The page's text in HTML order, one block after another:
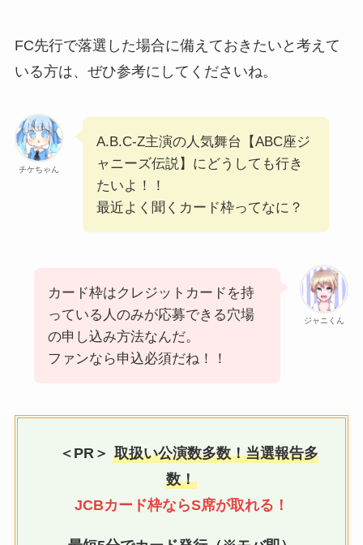
FC先行で落選した場合に備えておきたいと考えて
いる方は、ぜひ参考にしてくださいね。
チケちゃん
A.B.C-Z主演の人気舞台【ABC座ジ
ャニーズ伝説】にどうしても行き
たいよ！！
最近よく聞くカード枠ってなに？
ジャニくん
カード枠はクレジットカードを持
っている人のみが応募できる穴場
の申し込み方法なんだ。
ファンなら申込必須だね！！
＜PR＞ 取扱い公演数多数！当選報告多
数！
JCBカード枠ならS席が取れる！